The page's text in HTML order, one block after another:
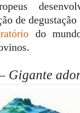
de
do
Gigante